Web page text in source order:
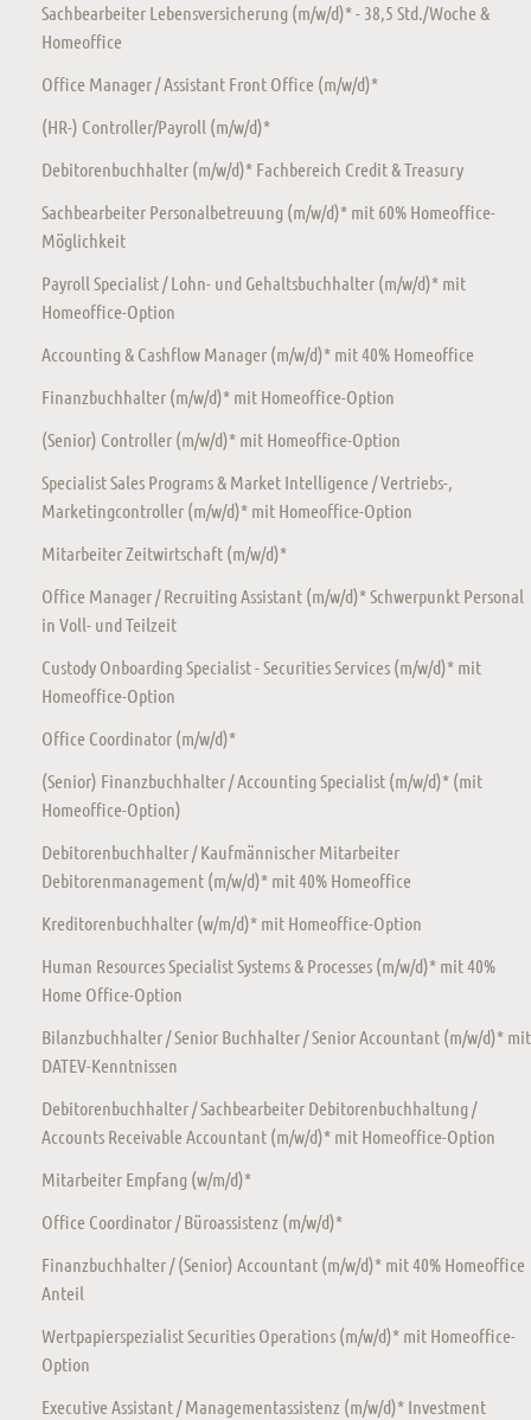
Sachbearbeiter Lebensversicherung (m/w/d)* - 38,5 Std./Woche &
Homeoffice
Office Manager / Assistant Front Office (m/w/d)*
(HR-) Controller/Payroll (m/w/d)*
Debitorenbuchhalter (m/w/d)* Fachbereich Credit & Treasury
Sachbearbeiter Personalbetreuung (m/w/d)* mit 60% Homeoffice-
Möglichkeit
Payroll Specialist / Lohn- und Gehaltsbuchhalter (m/w/d)* mit
Homeoffice-Option
Accounting & Cashflow Manager (m/w/d)* mit 40% Homeoffice
Finanzbuchhalter (m/w/d)* mit Homeoffice-Option
(Senior) Controller (m/w/d)* mit Homeoffice-Option
Specialist Sales Programs & Market Intelligence / Vertriebs-,
Marketingcontroller (m/w/d)* mit Homeoffice-Option
Mitarbeiter Zeitwirtschaft (m/w/d)*
Office Manager / Recruiting Assistant (m/w/d)* Schwerpunkt Personal
in Voll- und Teilzeit
Custody Onboarding Specialist - Securities Services (m/w/d)* mit
Homeoffice-Option
Office Coordinator (m/w/d)*
(Senior) Finanzbuchhalter / Accounting Specialist (m/w/d)* (mit
Homeoffice-Option)
Debitorenbuchhalter / Kaufmännischer Mitarbeiter
Debitorenmanagement (m/w/d)* mit 40% Homeoffice
Kreditorenbuchhalter (w/m/d)* mit Homeoffice-Option
Human Resources Specialist Systems & Processes (m/w/d)* mit 40%
Home Office-Option
Bilanzbuchhalter / Senior Buchhalter / Senior Accountant (m/w/d)* mit
DATEV-Kenntnissen
Debitorenbuchhalter / Sachbearbeiter Debitorenbuchhaltung /
Accounts Receivable Accountant (m/w/d)* mit Homeoffice-Option
Mitarbeiter Empfang (w/m/d)*
Office Coordinator / Büroassistenz (m/w/d)*
Finanzbuchhalter / (Senior) Accountant (m/w/d)* mit 40% Homeoffice
Anteil
Wertpapierspezialist Securities Operations (m/w/d)* mit Homeoffice-
Option
Executive Assistant / Managementassistenz (m/w/d)* Investment